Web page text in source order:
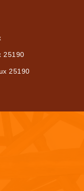
25190
25190